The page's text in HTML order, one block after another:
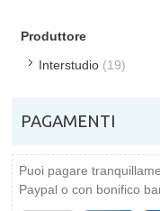
Produttore
Interstudio (19)
PAGAMENTI
Puoi pagare
Paypal o con bonifico